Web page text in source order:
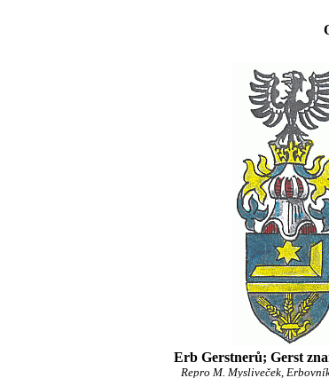
Erb Gerstnerů; Gerst
Repro M. Mysliveček,